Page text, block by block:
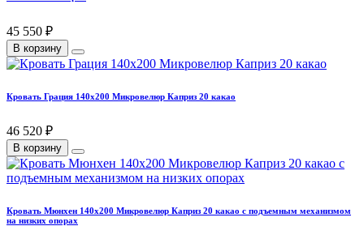
45 550 ₽
В корзину
Кровать Грация 140х200 Микровелюр Каприз 20 какао
46 520 ₽
В корзину
Кровать Мюнхен 140х200 Микровелюр Каприз 20 какао с подъемным механизмом
на низких опорах